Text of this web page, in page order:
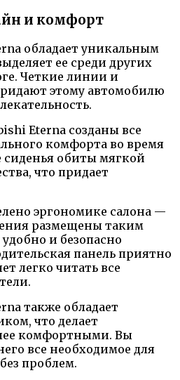
и комфорт
обладает уникальным
ее среди других
Четкие линии и
этому автомобилю
Eterna созданы все
комфорта во время
сиденья обиты мягкой
что придает
эргономике салона —
размещены таким
и безопасно
панель приятно
легко читать все
также обладает
что делает
комфортными. Вы
все необходимое для
проблем.